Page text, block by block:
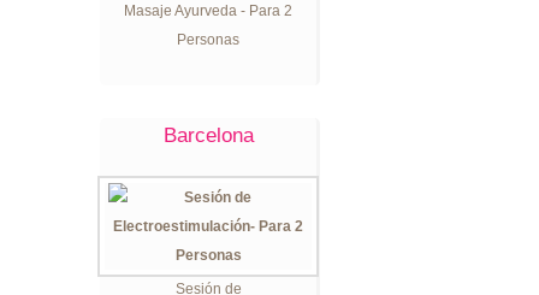
Masaje Ayurveda - Para 2
Personas
Barcelona
Sesión de